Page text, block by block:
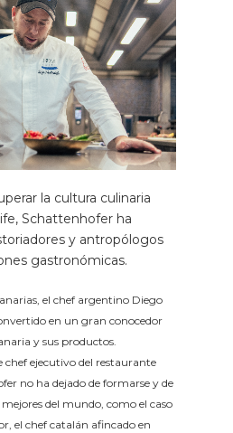
la cultura culinaria
Schattenhofer ha
y antropólogos
gastronómicas.
el chef argentino Diego
en un gran conocedor
y sus productos.
chef ejecutivo del restaurante
no ha dejado de formarse y de
del mundo, como el caso
el chef catalán afincado en